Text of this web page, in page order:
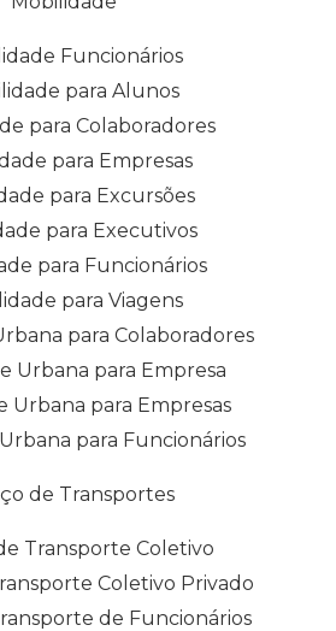
Funcionários
para Alunos
para Colaboradores
para Empresas
para Excursões
para Executivos
para Funcionários
para Viagens
para Colaboradores
Urbana para Empresa
Urbana para Empresas
para Funcionários
de Transportes
Transporte Coletivo
Coletivo Privado
de Funcionários